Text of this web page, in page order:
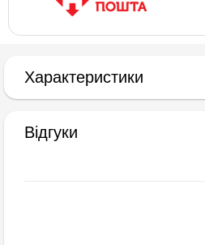
Характеристики
Відгуки